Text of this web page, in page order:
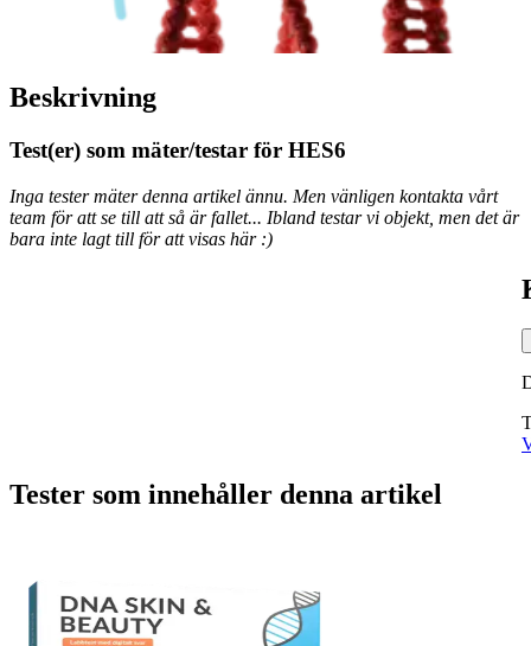
Beskrivning
Test(er) som mäter/testar för HES6
Inga tester mäter denna artikel ännu. Men vänligen kontakta vårt
team för att se till att så är fallet... Ibland testar vi objekt, men det är
bara inte lagt till för att visas här :)
Tester som innehåller denna artikel